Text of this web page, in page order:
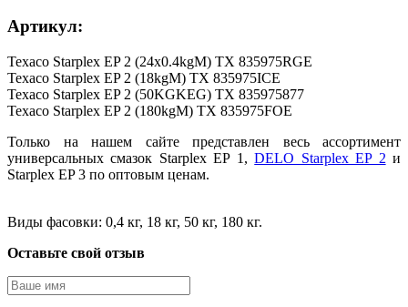
Артикул:
Texaco Starplex EP 2 (24x0.4kgM) TX 835975RGE
Texaco Starplex EP 2 (18kgM) TX 835975ICE
Texaco Starplex EP 2 (50KGKEG) TX 835975877
Texaco Starplex EP 2 (180kgM) TX 835975FOE
Только на нашем сайте представлен весь ассортимент
универсальных смазок Starplex EP 1,DELO Starplex EP 2 и
Starplex EP 3 по оптовым ценам.
Виды фасовки: 0,4 кг, 18 кг, 50 кг, 180 кг.
Оставьте свой отзыв